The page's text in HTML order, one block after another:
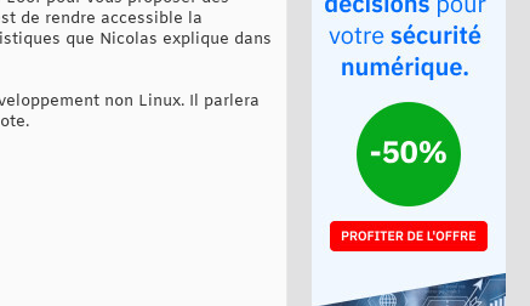
de rendre accessible la
que Nicolas explique dans
non Linux. Il parlera